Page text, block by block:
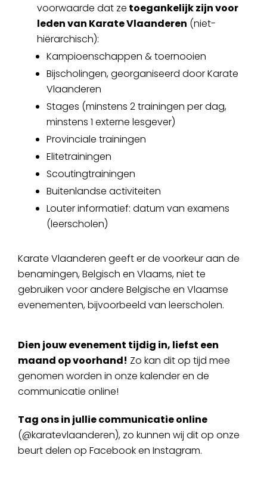
voorwaarde dat ze toegankelijk zijn voor
leden van Karate Vlaanderen (niet-
hiërarchisch):
Kampioenschappen & toernooien
Bijscholingen, georganiseerd door Karate
Vlaanderen
Stages (minstens 2 trainingen per dag,
minstens 1 externe lesgever)
Provinciale trainingen
Elitetrainingen
Scoutingtrainingen
Buitenlandse activiteiten
Louter informatief: datum van examens
(leerscholen)
Karate Vlaanderen geeft er de voorkeur aan de
benamingen, Belgisch en Vlaams, niet te
gebruiken voor andere Belgische en Vlaamse
evenementen, bijvoorbeeld van leerscholen.
Dien jouw evenement tijdig in, liefst een
maand op voorhand! Zo kan dit op tijd mee
genomen worden in onze kalender en de
communicatie online!
Tag ons in jullie communicatie online
(@karatevlaanderen), zo kunnen wij dit op onze
beurt delen op Facebook en Instagram.